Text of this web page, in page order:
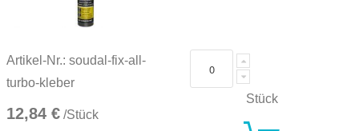
Artikel-Nr.: soudal-fix-all-
turbo-kleber
12,84 € /Stück
Stück